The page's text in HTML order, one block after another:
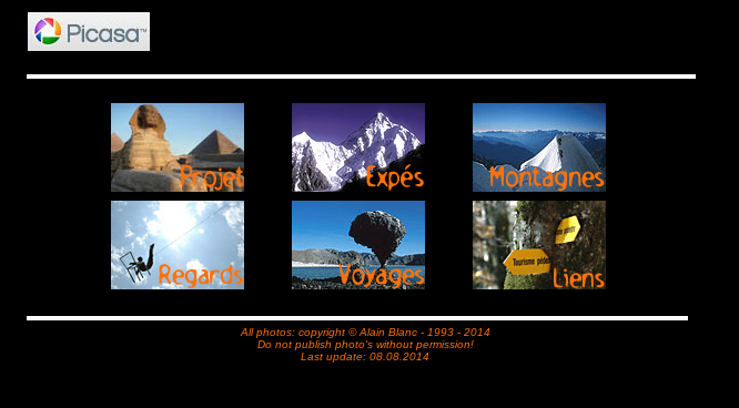
All photos: copyright © Alain Blanc - 1993 - 2014
Do not publish photo's without permission!
Last update: 08.08.2014